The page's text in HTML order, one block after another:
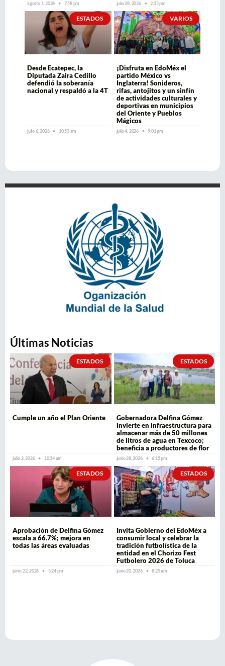
agosto 1, 2026 7:58 pm julio 28, 2026 2:35 pm
ESTADOS
Desde Ecatepec, la
Diputada Zaira Cedillo
defendió la soberanía
nacional y respaldó a la 4T
julio 6, 2026 10:53 am
VARIOS
¡Disfruta en EdoMéx el
partido México vs
Inglaterra! Sonideros,
rifas, antojitos y un sinfín
de actividades culturales y
deportivas en municipios
del Oriente y Pueblos
Mágicos
julio 4, 2026 9:01 pm
Últimas Noticias
ESTADOS
Cumple un año el Plan Oriente
julio 2, 2026 10:34 am
ESTADOS
Gobernadora Delfina Gómez
invierte en infraestructura para
almacenar más de 50 millones
de litros de agua en Texcoco;
beneficia a productores de flor
junio 28, 2026 6:15 pm
ESTADOS
Aprobación de Delfina Gómez
escala a 66.7%; mejora en
todas las áreas evaluadas
junio 22, 2026 5:24 pm
ESTADOS
Invita Gobierno del EdoMéx a
consumir local y celebrar la
tradición futbolística de la
entidad en el Chorizo Fest
Futbolero 2026 de Toluca
junio 20, 2026 8:25 am